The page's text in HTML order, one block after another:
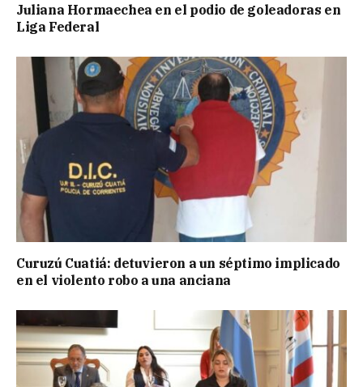
Juliana Hormaechea en el podio de goleadoras en
Liga Federal
Curuzú Cuatiá: detuvieron a un séptimo implicado
en el violento robo a una anciana